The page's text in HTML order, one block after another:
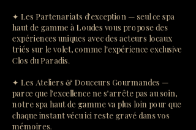
✦ Les Partenariats d'exception — seul ce spa
haut de gamme à Loudes vous propose des
expériences uniques avec des acteurs locaux
triés sur le volet, comme l'expérience exclusive
Clos du Paradis.
✦ Les Ateliers & Douceurs Gourmandes —
parce que l'excellence ne s'arrête pas au soin,
notre spa haut de gamme va plus loin pour que
chaque instant vécu ici reste gravé dans vos
mémoires.